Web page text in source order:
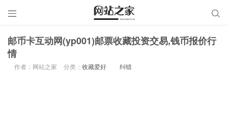
 
邮币卡互动网(yp001)邮票收藏投资交易,钱币报价行
情
作者：网站之家 分类： 收藏爱好 纠错